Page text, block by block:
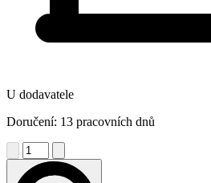
U dodavatele
Doručení: 13 pracovních dnů